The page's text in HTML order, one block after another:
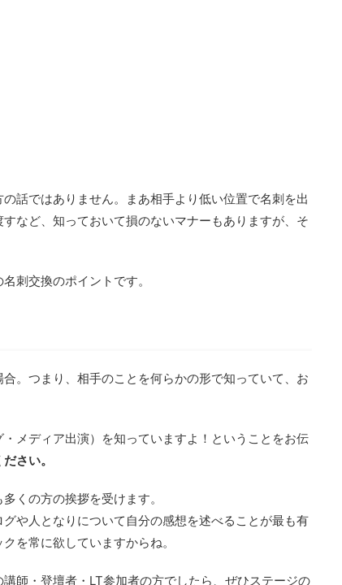
話ではありません。まあ相手より低い位置で名刺を出
など、知っておいて損のないマナーもありますが、そ
刺交換のポイントです。
。つまり、相手のことを何らかの形で知っていて、お
メディア出演）を知っていますよ！ということをお伝
さい。
くの方の挨拶を受けます。
や人となりについて自分の感想を述べることが最も有
を常に欲していますからね。
師・登壇者・LT参加者の方でしたら、ぜひステージの